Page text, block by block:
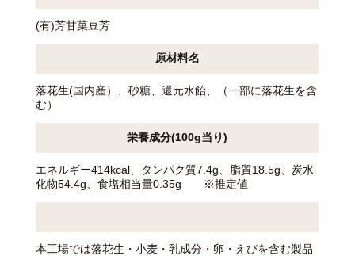
(有)芳甘菓豆芳
原材料名
落花生(国内産）、砂糖、還元水飴、（一部に落花生を含
む）
栄養成分(100g当り)
エネルギー414kcal、タンパク質7.4g、脂質18.5g、炭水
化物54.4g、食塩相当量0.35g ※推定値
本工場では落花生・小麦・乳成分・卵・えびを含む製品